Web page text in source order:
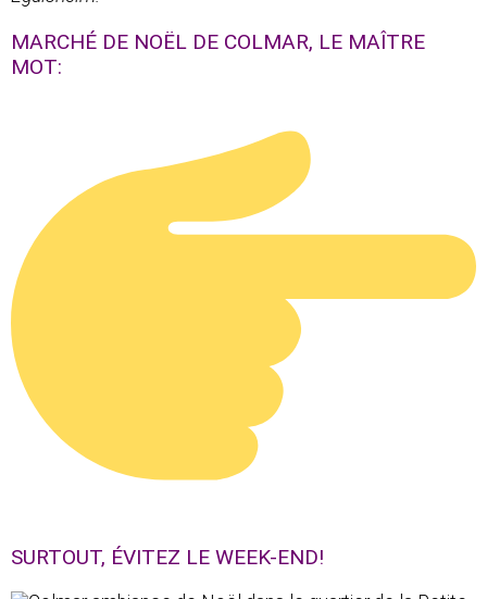
MARCHÉ DE NOËL DE COLMAR, LE MAÎTRE
MOT:
SURTOUT, ÉVITEZ LE WEEK-END!